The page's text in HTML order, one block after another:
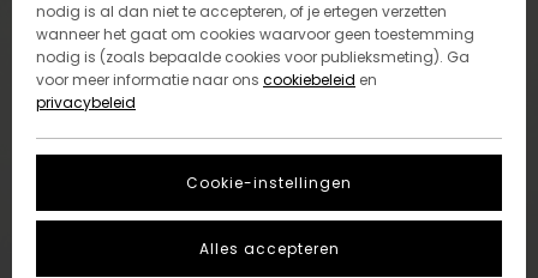
nodig is al dan niet te accepteren, of je ertegen verzetten
wanneer het gaat om cookies waarvoor geen toestemming
nodig is (zoals bepaalde cookies voor publieksmeting). Ga
voor meer informatie naar ons cookiebeleid en
privacybeleid
Cookie-instellingen
Alles accepteren